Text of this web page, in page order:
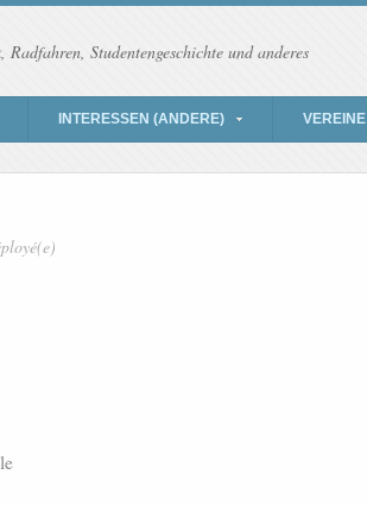
Studentengeschichte und anderes
INTERESSEN (ANDERE) VEREINE